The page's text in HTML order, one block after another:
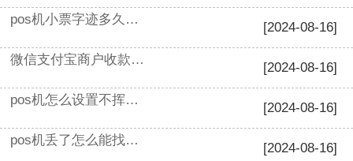
[2024-08-16]
pos机小票字迹多久能看清(pos机单上面字迹怎么恢复)
[2024-08-16]
微信支付宝商户收款码代理(微信收款码和付款码是一个吗)
[2024-08-16]
pos机怎么设置不挥卡(pos机挥卡插卡刷卡)
[2024-08-16]
pos机丢了怎么能找到(一个人可以办几个pos机)